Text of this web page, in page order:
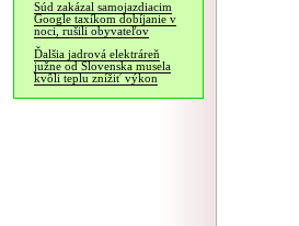
Súd zakázal samojazdiacim
Google taxíkom dobíjanie v
noci, rušili obyvateľov
Ďalšia jadrová elektráreň
južne od Slovenska musela
kvôli teplu znížiť výkon